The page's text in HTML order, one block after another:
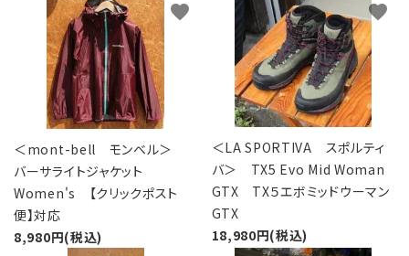
＜mont-bell モンベル＞
バーサライトジャケット
Women's 【クリックポスト
便】対応
8,980円(税込)
favorite
＜LA SPORTIVA スポルティ
バ＞ TX5 Evo Mid Woman
GTX TX５エボミッドウーマン
GTX
18,980円(税込)
favorite